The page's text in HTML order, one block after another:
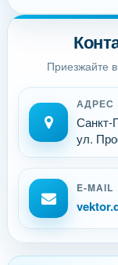
Приезжайте
АДРЕС
Санкт-
ул.
E-MAIL